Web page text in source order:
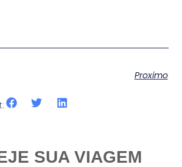
Proximo
SUA VIAGEM